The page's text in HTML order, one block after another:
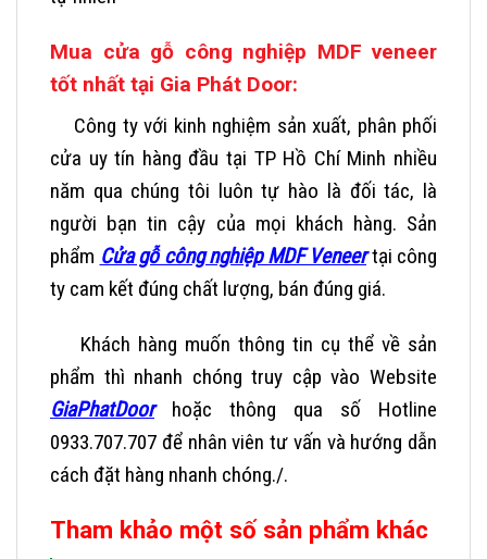
Mua cửa gỗ công nghiệp MDF veneer
tốt nhất tại Gia Phát Door:
Công ty với kinh nghiệm sản xuất, phân phối
cửa uy tín hàng đầu tại TP Hồ Chí Minh nhiều
năm qua chúng tôi luôn tự hào là đối tác, là
người bạn tin cậy của mọi khách hàng. Sản
phẩm Cửa gỗ công nghiệp MDF Veneer tại công
ty cam kết đúng chất lượng, bán đúng giá.
Khách hàng muốn thông tin cụ thể về sản
phẩm thì nhanh chóng truy cập vào Website
GiaPhatDoorhoặc thông qua số Hotline
0933.707.707 để nhân viên tư vấn và hướng dẫn
cách đặt hàng nhanh chóng./.
Tham khảo một số sản phẩm khác